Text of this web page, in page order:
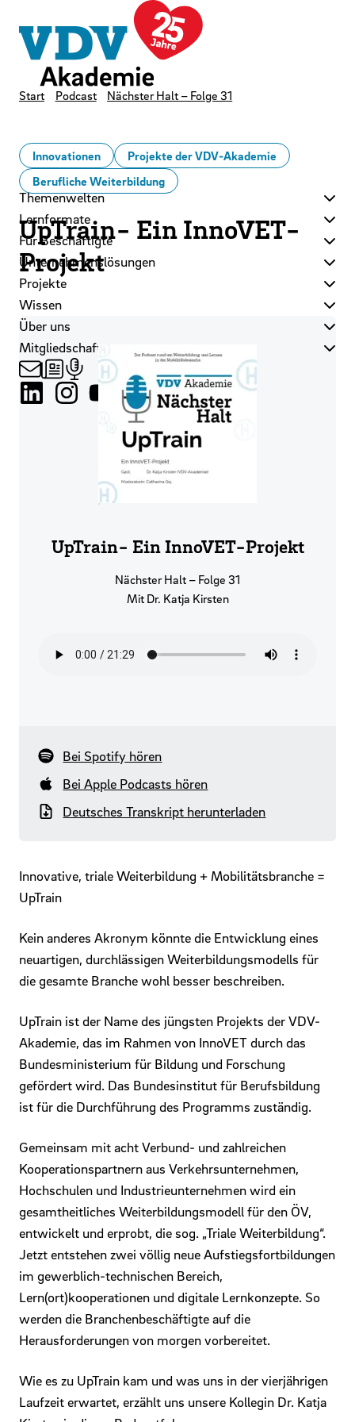
Zum Hauptinhalt der Seite springen
Zur Startseite navigieren
Themenwelten
Lernformate
Für Beschäftigte
Unternehmenslösungen
Projekte
Wissen
Über uns
Mitgliedschaft
Start Podcast Nächster Halt – Folge 31
Innovationen
Projekte der VDV-Akademie
Berufliche Weiterbildung
UpTrain- Ein InnoVET-
Projekt
UpTrain- Ein InnoVET-Projekt
Nächster Halt – Folge 31
Mit Dr. Katja Kirsten
Bei Spotify hören
Bei Apple Podcasts hören
Deutsches Transkript herunterladen
Innovative, triale Weiterbildung + Mobilitätsbranche =
UpTrain
Kein anderes Akronym könnte die Entwicklung eines
neuartigen, durchlässigen Weiterbildungsmodells für
die gesamte Branche wohl besser beschreiben.
UpTrain ist der Name des jüngsten Projekts der VDV-
Akademie, das im Rahmen von InnoVET durch das
Bundesministerium für Bildung und Forschung
gefördert wird. Das Bundesinstitut für Berufsbildung
ist für die Durchführung des Programms zuständig.
Gemeinsam mit acht Verbund- und zahlreichen
Kooperationspartnern aus Verkehrsunternehmen,
Hochschulen und Industrieunternehmen wird ein
gesamtheitliches Weiterbildungsmodell für den ÖV,
entwickelt und erprobt, die sog. „Triale Weiterbildung“.
Jetzt entstehen zwei völlig neue Aufstiegsfortbildungen
im gewerblich-technischen Bereich,
Lern(ort)kooperationen und digitale Lernkonzepte. So
werden die Branchenbeschäftigte auf die
Herausforderungen von morgen vorbereitet.
Wie es zu UpTrain kam und was uns in der vierjährigen
Laufzeit erwartet, erzählt uns unsere Kollegin Dr. Katja